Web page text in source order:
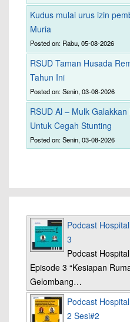
Kudus mulai urus izin
Muria
Posted on: Rabu, 05-08-2026
RSUD Taman Husada
Tahun Ini
Posted on: Senin, 03-08-2026
RSUD Al – Mulk
Untuk Cegah Stunting
Posted on: Senin, 03-08-2026
Podcast
3
Podcast
Episode 3 “Kesiapan
Gelombang…
Podcast
2 Sesi#2